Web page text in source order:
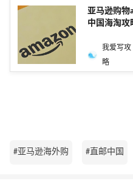
亚马逊购物
中国海淘攻
我爱写攻
略
#亚马逊海外购 #直邮中国